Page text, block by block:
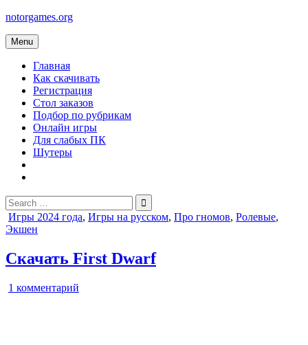
Skip
content
notorgames.org
Menu
Главная
Как скачивать
Регистрация
Стол заказов
Подбор по рубрикам
Онлайн игры
Для слабых ПК
Шутеры
Search
for:
Posted
in
Игры 2024 года, Игры на русском, Про гномов, Ролевые,
Экшен
Скачать First Dwarf
1 комментарий